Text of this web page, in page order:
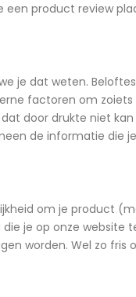
een product review
je dat weten. Beloftes
factoren om
door drukte niet
de informatie die
om je product
je op onze website
worden. Wel zo fris